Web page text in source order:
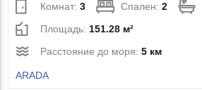
Комнат:3 Спален:2
Площадь:151.28 м²
Расстояние до моря:5 км
ARADA